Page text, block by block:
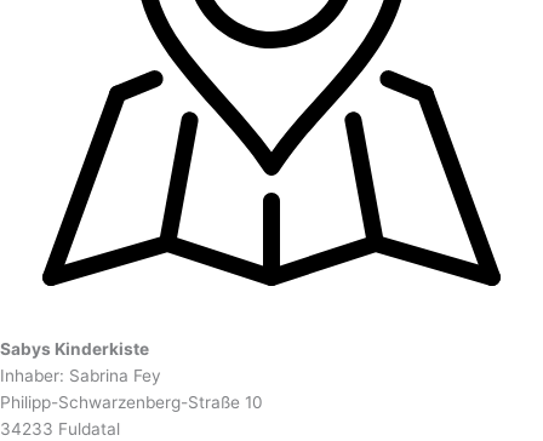
Sabys Kinderkiste
Inhaber: Sabrina Fey
Philipp-Schwarzenberg-Straße 10
34233 Fuldatal